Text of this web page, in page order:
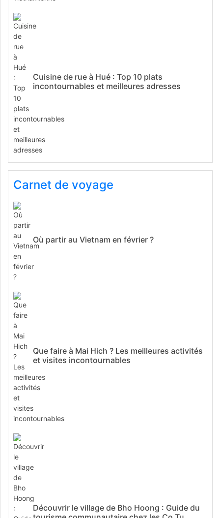
Cuisine de rue à Hué : Top 10 plats
incontournables et meilleures adresses
Carnet de voyage
Où partir au Vietnam en février ?
Que faire à Mai Hich ? Les meilleures activités
et visites incontournables
Découvrir le village de Bho Hoong : Guide du